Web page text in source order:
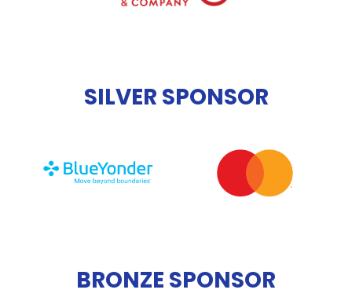
SILVER SPONSOR
BRONZE SPONSOR